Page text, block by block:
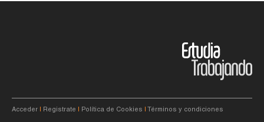
Acceder Registrate Política de Cookies Términos y condiciones